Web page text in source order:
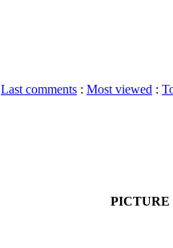
Last comments : Most viewed :
PICTURE